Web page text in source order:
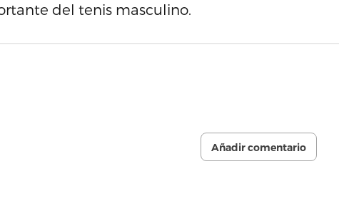
del tenis masculino.
Añadir comentario